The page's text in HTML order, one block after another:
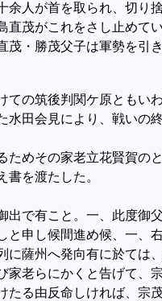
人が首を取られ、切り
茂がこれをさし止めて
・勝茂父子は軍勢を引
の筑後判関ケ原ともい
田会見により、戦いの
めその家老立花賢賀の
を渡たした。
で有こと。一、此度御
申し候間進め候、一、
に薩州へ発向有に於て
家老らにかくと告げて
たる由反命しければ、